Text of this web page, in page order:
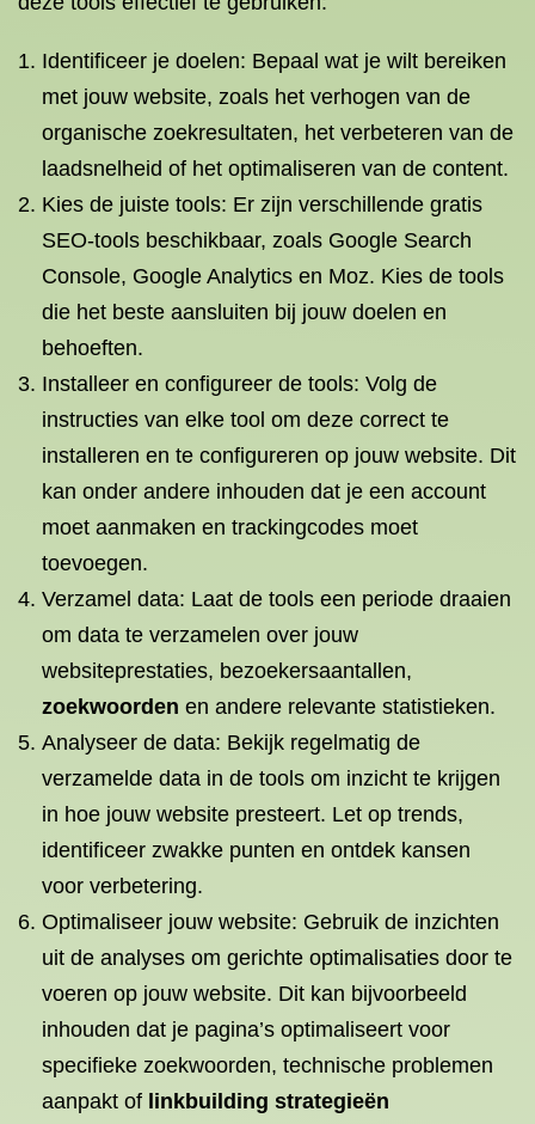
Identificeer je doelen: Bepaal wat je wilt bereiken
met jouw website, zoals het verhogen van de
organische zoekresultaten, het verbeteren van de
laadsnelheid of het optimaliseren van de content.
Kies de juiste tools: Er zijn verschillende gratis
SEO-tools beschikbaar, zoals Google Search
Console, Google Analytics en Moz. Kies de tools
die het beste aansluiten bij jouw doelen en
behoeften.
Installeer en configureer de tools: Volg de
instructies van elke tool om deze correct te
installeren en te configureren op jouw website. Dit
kan onder andere inhouden dat je een account
moet aanmaken en trackingcodes moet
toevoegen.
Verzamel data: Laat de tools een periode draaien
om data te verzamelen over jouw
websiteprestaties, bezoekersaantallen,
zoekwoorden en andere relevante statistieken.
Analyseer de data: Bekijk regelmatig de
verzamelde data in de tools om inzicht te krijgen
in hoe jouw website presteert. Let op trends,
identificeer zwakke punten en ontdek kansen
voor verbetering.
Optimaliseer jouw website: Gebruik de inzichten
uit de analyses om gerichte optimalisaties door te
voeren op jouw website. Dit kan bijvoorbeeld
inhouden dat je pagina’s optimaliseert voor
specifieke zoekwoorden, technische problemen
aanpakt of linkbuilding strategieën